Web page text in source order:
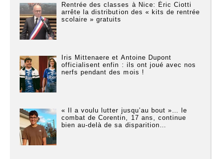
Rentrée des classes à Nice: Éric Ciotti
arrête la distribution des « kits de rentrée
scolaire » gratuits
Iris Mittenaere et Antoine Dupont
officialisent enfin : ils ont joué avec nos
nerfs pendant des mois !
« Il a voulu lutter jusqu’au bout »… le
combat de Corentin, 17 ans, continue
bien au-delà de sa disparition…